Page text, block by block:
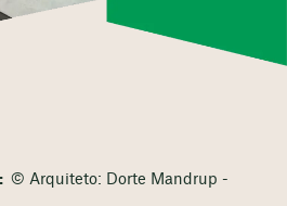
© Arquiteto: Dorte Mandrup -